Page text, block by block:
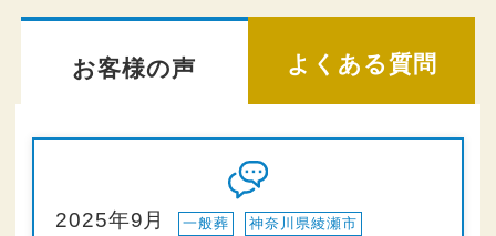
お客様の声 よくある質問
2025年9月 一般葬
神奈川県綾瀬市